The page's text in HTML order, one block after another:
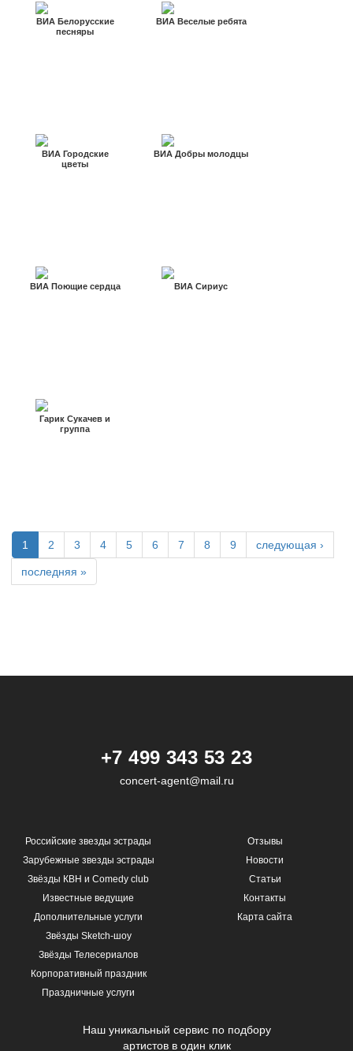
ВИА Белорусские
песняры
ВИА Веселые ребята
ВИА Городские
цветы
ВИА Добры молодцы
ВИА Поющие сердца ВИА Сириус
Гарик Сукачев и
группа
1 2 3 4 5 6 7 8 9 следующая ›
последняя »
+7 499 343 53 23
concert-agent@mail.ru
Российские звезды эстрады
Зарубежные звезды эстрады
Звёзды КВН и Comedy club
Известные ведущие
Дополнительные услуги
Звёзды Sketch-шоу
Звёзды Телесериалов
Корпоративный праздник
Праздничные услуги
Отзывы
Новости
Статьи
Контакты
Карта сайта
Наш уникальный сервис по подбору
артистов в один клик